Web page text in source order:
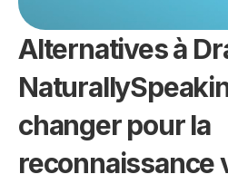
Alternatives à
changer pour la
reconnaissance